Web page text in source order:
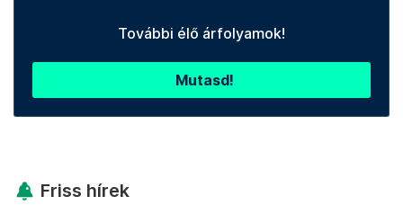
További élő árfolyamok!
Mutasd!
Friss hírek